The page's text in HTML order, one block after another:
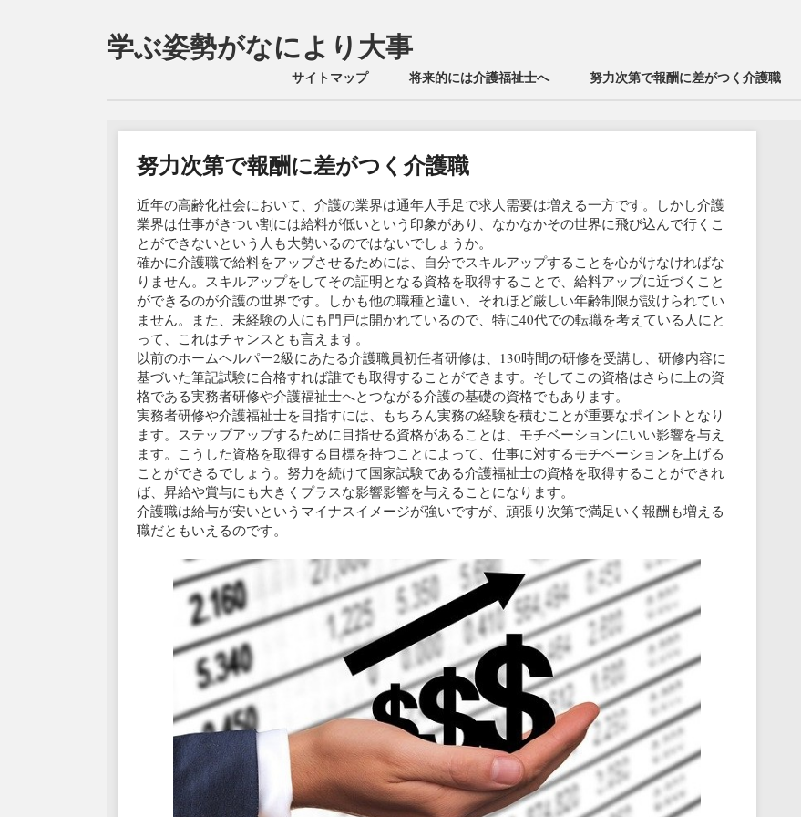
学ぶ姿勢がなにより大事
Main menuサイトマップ 将来的には介護福祉士へ 努力次第で報酬に差がつく介護職
努力次第で報酬に差がつく介護職
近年の高齢化社会において、介護の業界は通年人手足で求人需要は増える一方です。しかし介護
業界は仕事がきつい割には給料が低いという印象があり、なかなかその世界に飛び込んで行くこ
とができないという人も大勢いるのではないでしょうか。
確かに介護職で給料をアップさせるためには、自分でスキルアップすることを心がけなければな
りません。スキルアップをしてその証明となる資格を取得することで、給料アップに近づくこと
ができるのが介護の世界です。しかも他の職種と違い、それほど厳しい年齢制限が設けられてい
ません。また、未経験の人にも門戸は開かれているので、特に40代での転職を考えている人にと
って、これはチャンスとも言えます。
以前のホームヘルパー2級にあたる介護職員初任者研修は、130時間の研修を受講し、研修内容に
基づいた筆記試験に合格すれば誰でも取得することができます。そしてこの資格はさらに上の資
格である実務者研修や介護福祉士へとつながる介護の基礎の資格でもあります。
実務者研修や介護福祉士を目指すには、もちろん実務の経験を積むことが重要なポイントとなり
ます。ステップアップするために目指せる資格があることは、モチベーションにいい影響を与え
ます。こうした資格を取得する目標を持つことによって、仕事に対するモチベーションを上げる
ことができるでしょう。努力を続けて国家試験である介護福祉士の資格を取得することができれ
ば、昇給や賞与にも大きくプラスな影響影響を与えることになります。
介護職は給与が安いというマイナスイメージが強いですが、頑張り次第で満足いく報酬も増える
職だともいえるのです。